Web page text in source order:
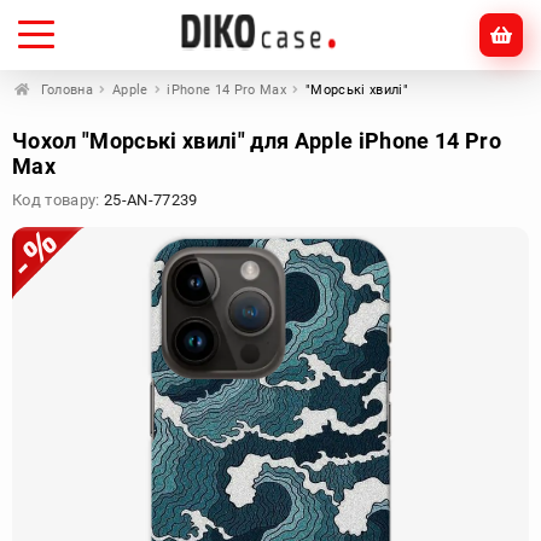
Головна Apple iPhone 14 Pro Max "Морські хвилі"
Чохол "Морські хвилі" для Apple iPhone 14 Pro
Max
Код товару: 25-AN-77239